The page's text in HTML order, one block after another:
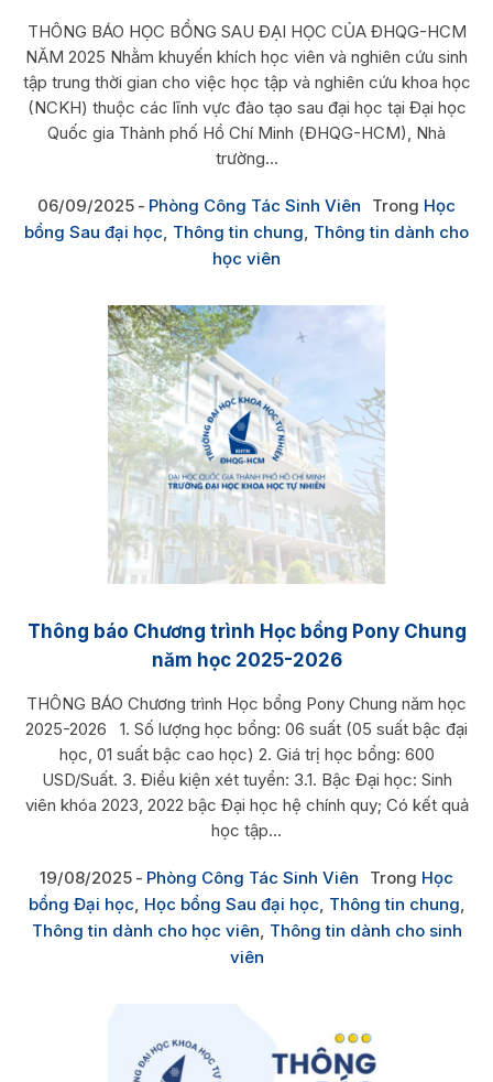
THÔNG BÁO HỌC BỔNG SAU ĐẠI HỌC CỦA ĐHQG-HCM
NĂM 2025 Nhằm khuyến khích học viên và nghiên cứu sinh
tập trung thời gian cho việc học tập và nghiên cứu khoa học
(NCKH) thuộc các lĩnh vực đào tạo sau đại học tại Đại học
Quốc gia Thành phố Hồ Chí Minh (ĐHQG-HCM), Nhà
trường...
06/09/2025 Phòng Công Tác Sinh Viên Trong Học
bổng Sau đại học Thông tin chung Thông tin dành cho
học viên
Thông báo Chương trình Học bổng Pony Chung
năm học 2025-2026
THÔNG BÁO Chương trình Học bổng Pony Chung năm học
2025-2026 1. Số lượng học bổng: 06 suất (05 suất bậc đại
học, 01 suất bậc cao học) 2. Giá trị học bổng: 600
USD/Suất. 3. Điều kiện xét tuyển: 3.1. Bậc Đại học: Sinh
viên khóa 2023, 2022 bậc Đại học hệ chính quy; Có kết quả
học tập...
19/08/2025 Phòng Công Tác Sinh Viên Trong Học
bổng Đại học Học bổng Sau đại học Thông tin chung
Thông tin dành cho học viên Thông tin dành cho sinh
viên